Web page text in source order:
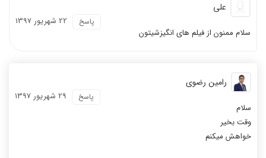
علی
22 شهریور 1397 پاسخ
سلام ممنون از فیلم های انگیزشیتون
رامین رضوی
29 شهریور 1397 پاسخ
سلام
وقت بخیر
خواهش میکنم